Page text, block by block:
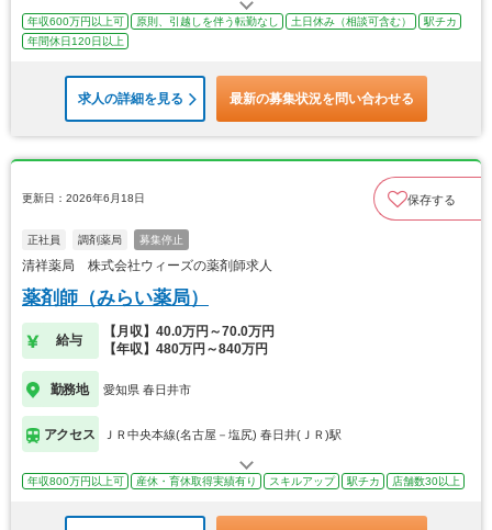
年収600万円以上可 原則、引越しを伴う転勤なし 土日休み（相談可含む）
駅チカ
年間休日120日以上
求人の詳細を見る 最新の募集状況を問い合わせる
更新日：2026年6月18日 保存する
正社員 調剤薬局 募集停止
清祥薬局 株式会社ウィーズの薬剤師求人
薬剤師（みらい薬局）
給与
【月収】40.0万円～70.0万円
【年収】480万円～840万円
勤務地 愛知県 春日井市
アクセス ＪＲ中央本線(名古屋－塩尻) 春日井(ＪＲ)駅
年収800万円以上可 産休・育休取得実績有り スキルアップ 駅チカ 店舗数30以上